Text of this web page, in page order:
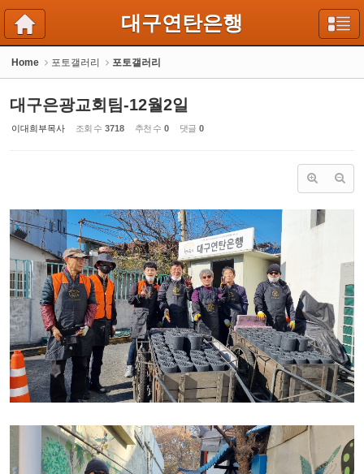
대구연탄은행
Home 포토갤러리 포토갤러리
대구은광교회팀-12월2일
이대희부목사 조회 수 3718 추천 수 0 댓글 0